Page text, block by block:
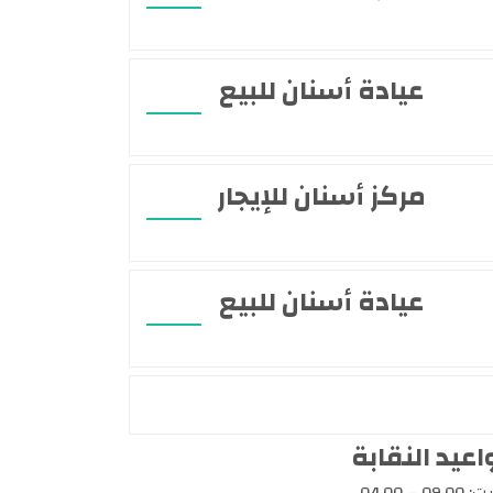
عيادة أسنان للبيع
مركز أسنان للإيجار
عيادة أسنان للبيع
النقابة